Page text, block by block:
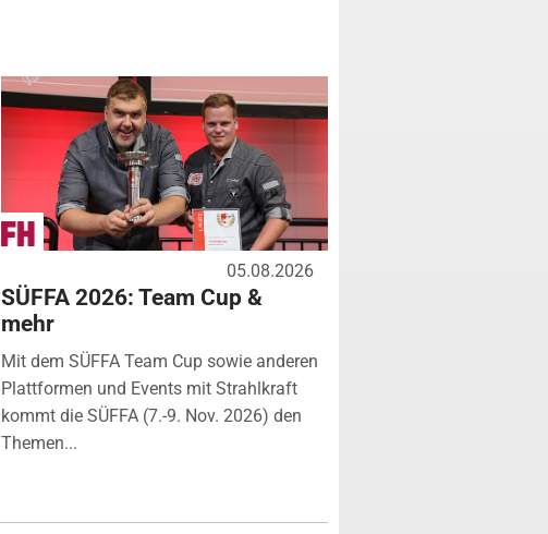
05.08.2026
SÜFFA 2026: Team Cup &
mehr
Mit dem SÜFFA Team Cup sowie anderen
Plattformen und Events mit Strahlkraft
kommt die SÜFFA (7.-9. Nov. 2026) den
Themen...